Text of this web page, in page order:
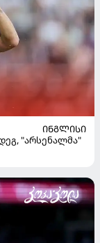
ᲘᲜᲒᲚᲘᲡᲘ
"არსენალმა"